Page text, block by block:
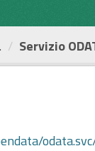
Servizio